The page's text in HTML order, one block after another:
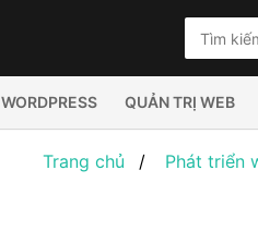
WORDPRESS QUẢN TRỊ WEB
Trang chủ Phát triển